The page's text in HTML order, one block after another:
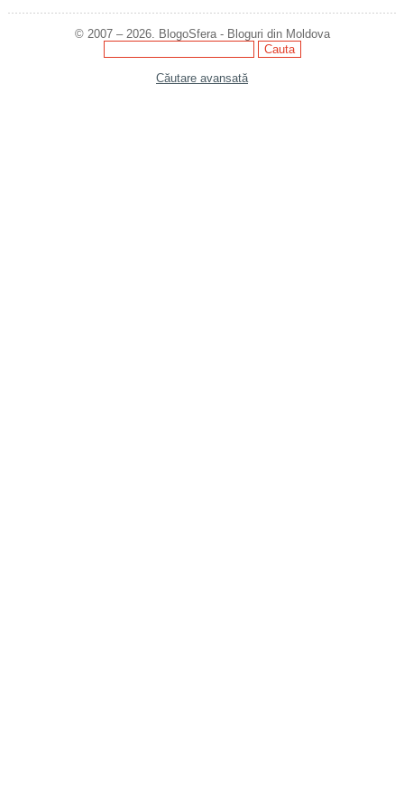
© 2007 – 2026. BlogoSfera - Bloguri din Moldova
Căutare avansată